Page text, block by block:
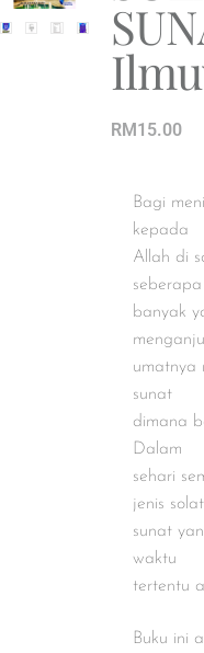
RM15.00
Bagi
kepada
Allah di
seberapa
banyak
umatnya
sunat
dimana
Dalam
sehari
jenis solat
sunat
waktu
tertentu
Buku ini